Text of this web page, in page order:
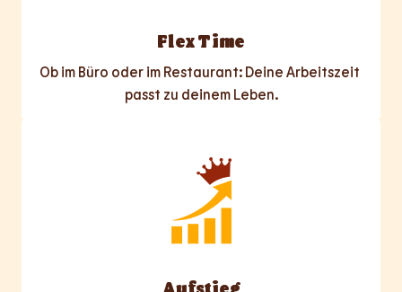
Flex Time
Ob im Büro oder im Restaurant: Deine Arbeitszeit
passt zu deinem Leben.
Aufstieg